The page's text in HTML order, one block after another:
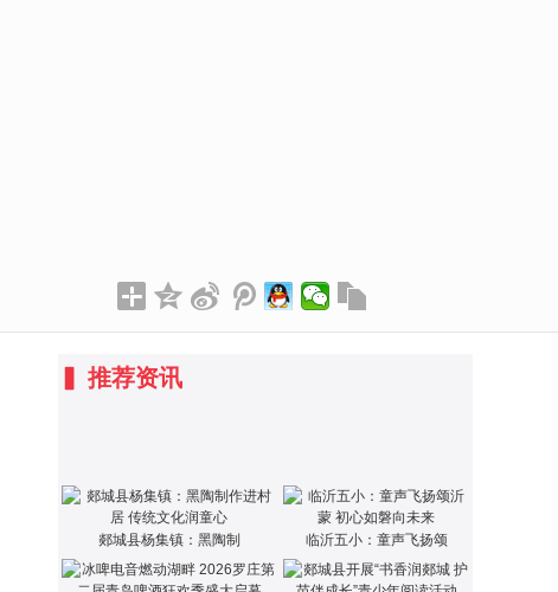
推荐资讯
郯城县杨集镇：黑陶制 临沂五小：童声飞扬颂